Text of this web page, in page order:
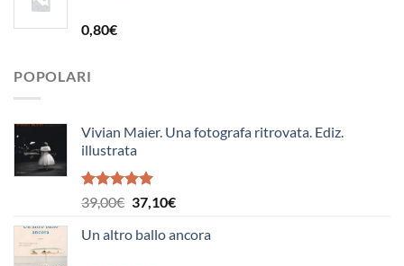
0,80€
POPOLARI
Vivian Maier. Una fotografa ritrovata. Ediz.
illustrata
Valutato
5.00
39,00€ Il
originale
37,10€Il
attuale
Un altro ballo ancora